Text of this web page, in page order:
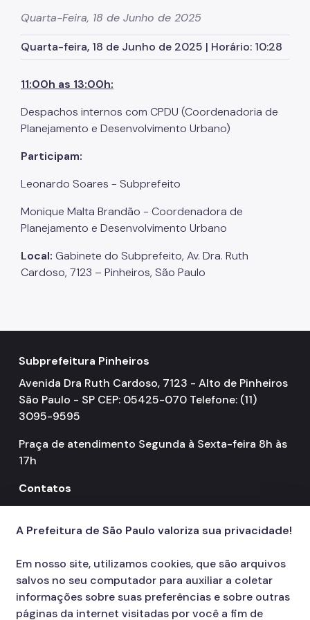
Zeladoria Urbana
Cata-Bagulho
Noticias
Quarta-Feira, 18 de Junho de 2025
Quarta-feira, 18 de Junho de 2025 | Horário: 10:28
11:00h as 13:00h:
Despachos internos com CPDU (Coordenadoria de
Planejamento e Desenvolvimento Urbano)
Participam:
Leonardo Soares - Subprefeito
Monique Malta Brandão - Coordenadora de
Planejamento e Desenvolvimento Urbano
Local: Gabinete do Subprefeito, Av. Dra. Ruth
Cardoso, 7123 – Pinheiros, São Paulo
Subprefeitura Pinheiros
Avenida Dra Ruth Cardoso, 7123 - Alto de Pinheiros
São Paulo - SP CEP: 05425-070 Telefone: (11)
3095-9595
Praça de atendimento Segunda à Sexta-feira 8h às
17h
Contatos
156
A Prefeitura de São Paulo valoriza sua privacidade!
Em nosso site, utilizamos cookies, que são arquivos
salvos no seu computador para auxiliar a coletar
informações sobre suas preferências e sobre outras
páginas da internet visitadas por você a fim de